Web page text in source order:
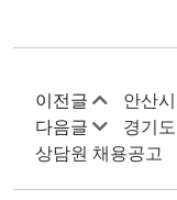
이전글
안산
다음글
경기
상담원 채용공고